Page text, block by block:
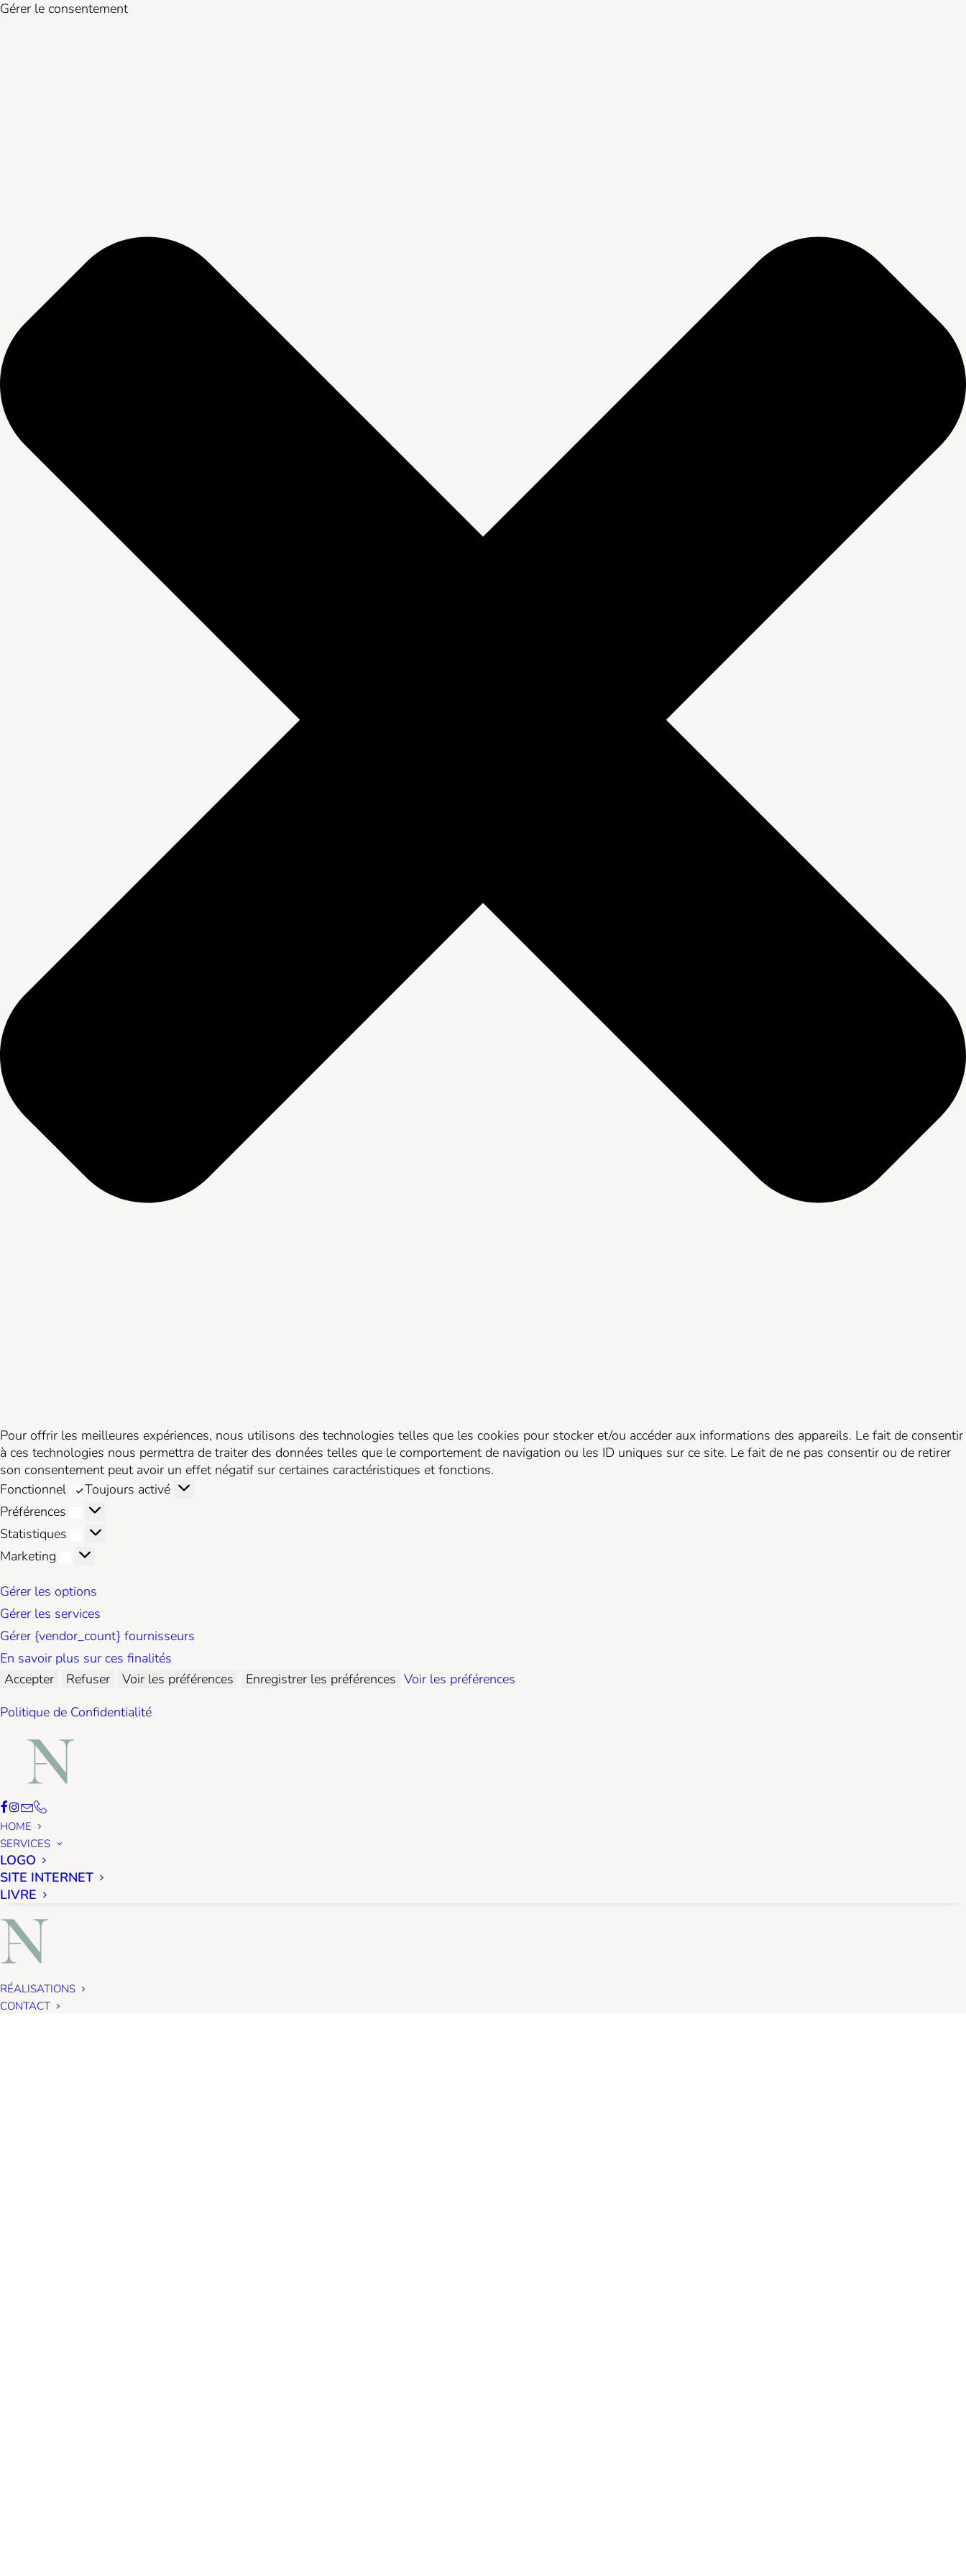
Gérer le consentement
Pour offrir les meilleures expériences, nous utilisons des technologies telles que les cookies pour stocker et/ou accéder aux informations des appareils. Le fait de consentir
à ces technologies nous permettra de traiter des données telles que le comportement de navigation ou les ID uniques sur ce site. Le fait de ne pas consentir ou de retirer
son consentement peut avoir un effet négatif sur certaines caractéristiques et fonctions.
Fonctionnel
Fonctionnel
Toujours activé
Préférences
Préférences
Statistiques
Statistiques
Marketing
Marketing
Gérer les options
Gérer les services
Gérer {vendor_count} fournisseurs
En savoir plus sur ces finalités
Accepter
Refuser Voir les préférences Enregistrer les préférences Voir les préférences
Politique de Confidentialité
HOME
SERVICES
LOGO
SITE INTERNET
LIVRE
RÉALISATIONS
CONTACT